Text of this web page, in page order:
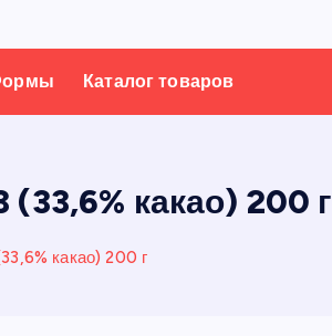
Каталог товаров
какао) 200 г
какао) 200 г